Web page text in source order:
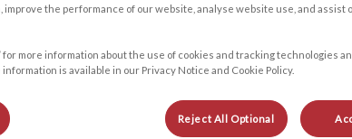
improve the performance of our website, analyse website use, and assist
for more information about the use of cookies and tracking technologies
is available in our Privacy Notice and Cookie Policy.
Reject All Optional